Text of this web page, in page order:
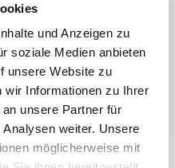
und Anzeigen zu
soziale Medien anbieten
unsere Website zu
wir Informationen zu Ihrer
unsere Partner für
weiter. Unsere
möglicherweise mit